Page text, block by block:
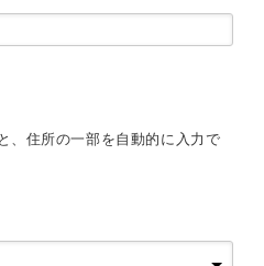
、住所の一部を自動的に入力で